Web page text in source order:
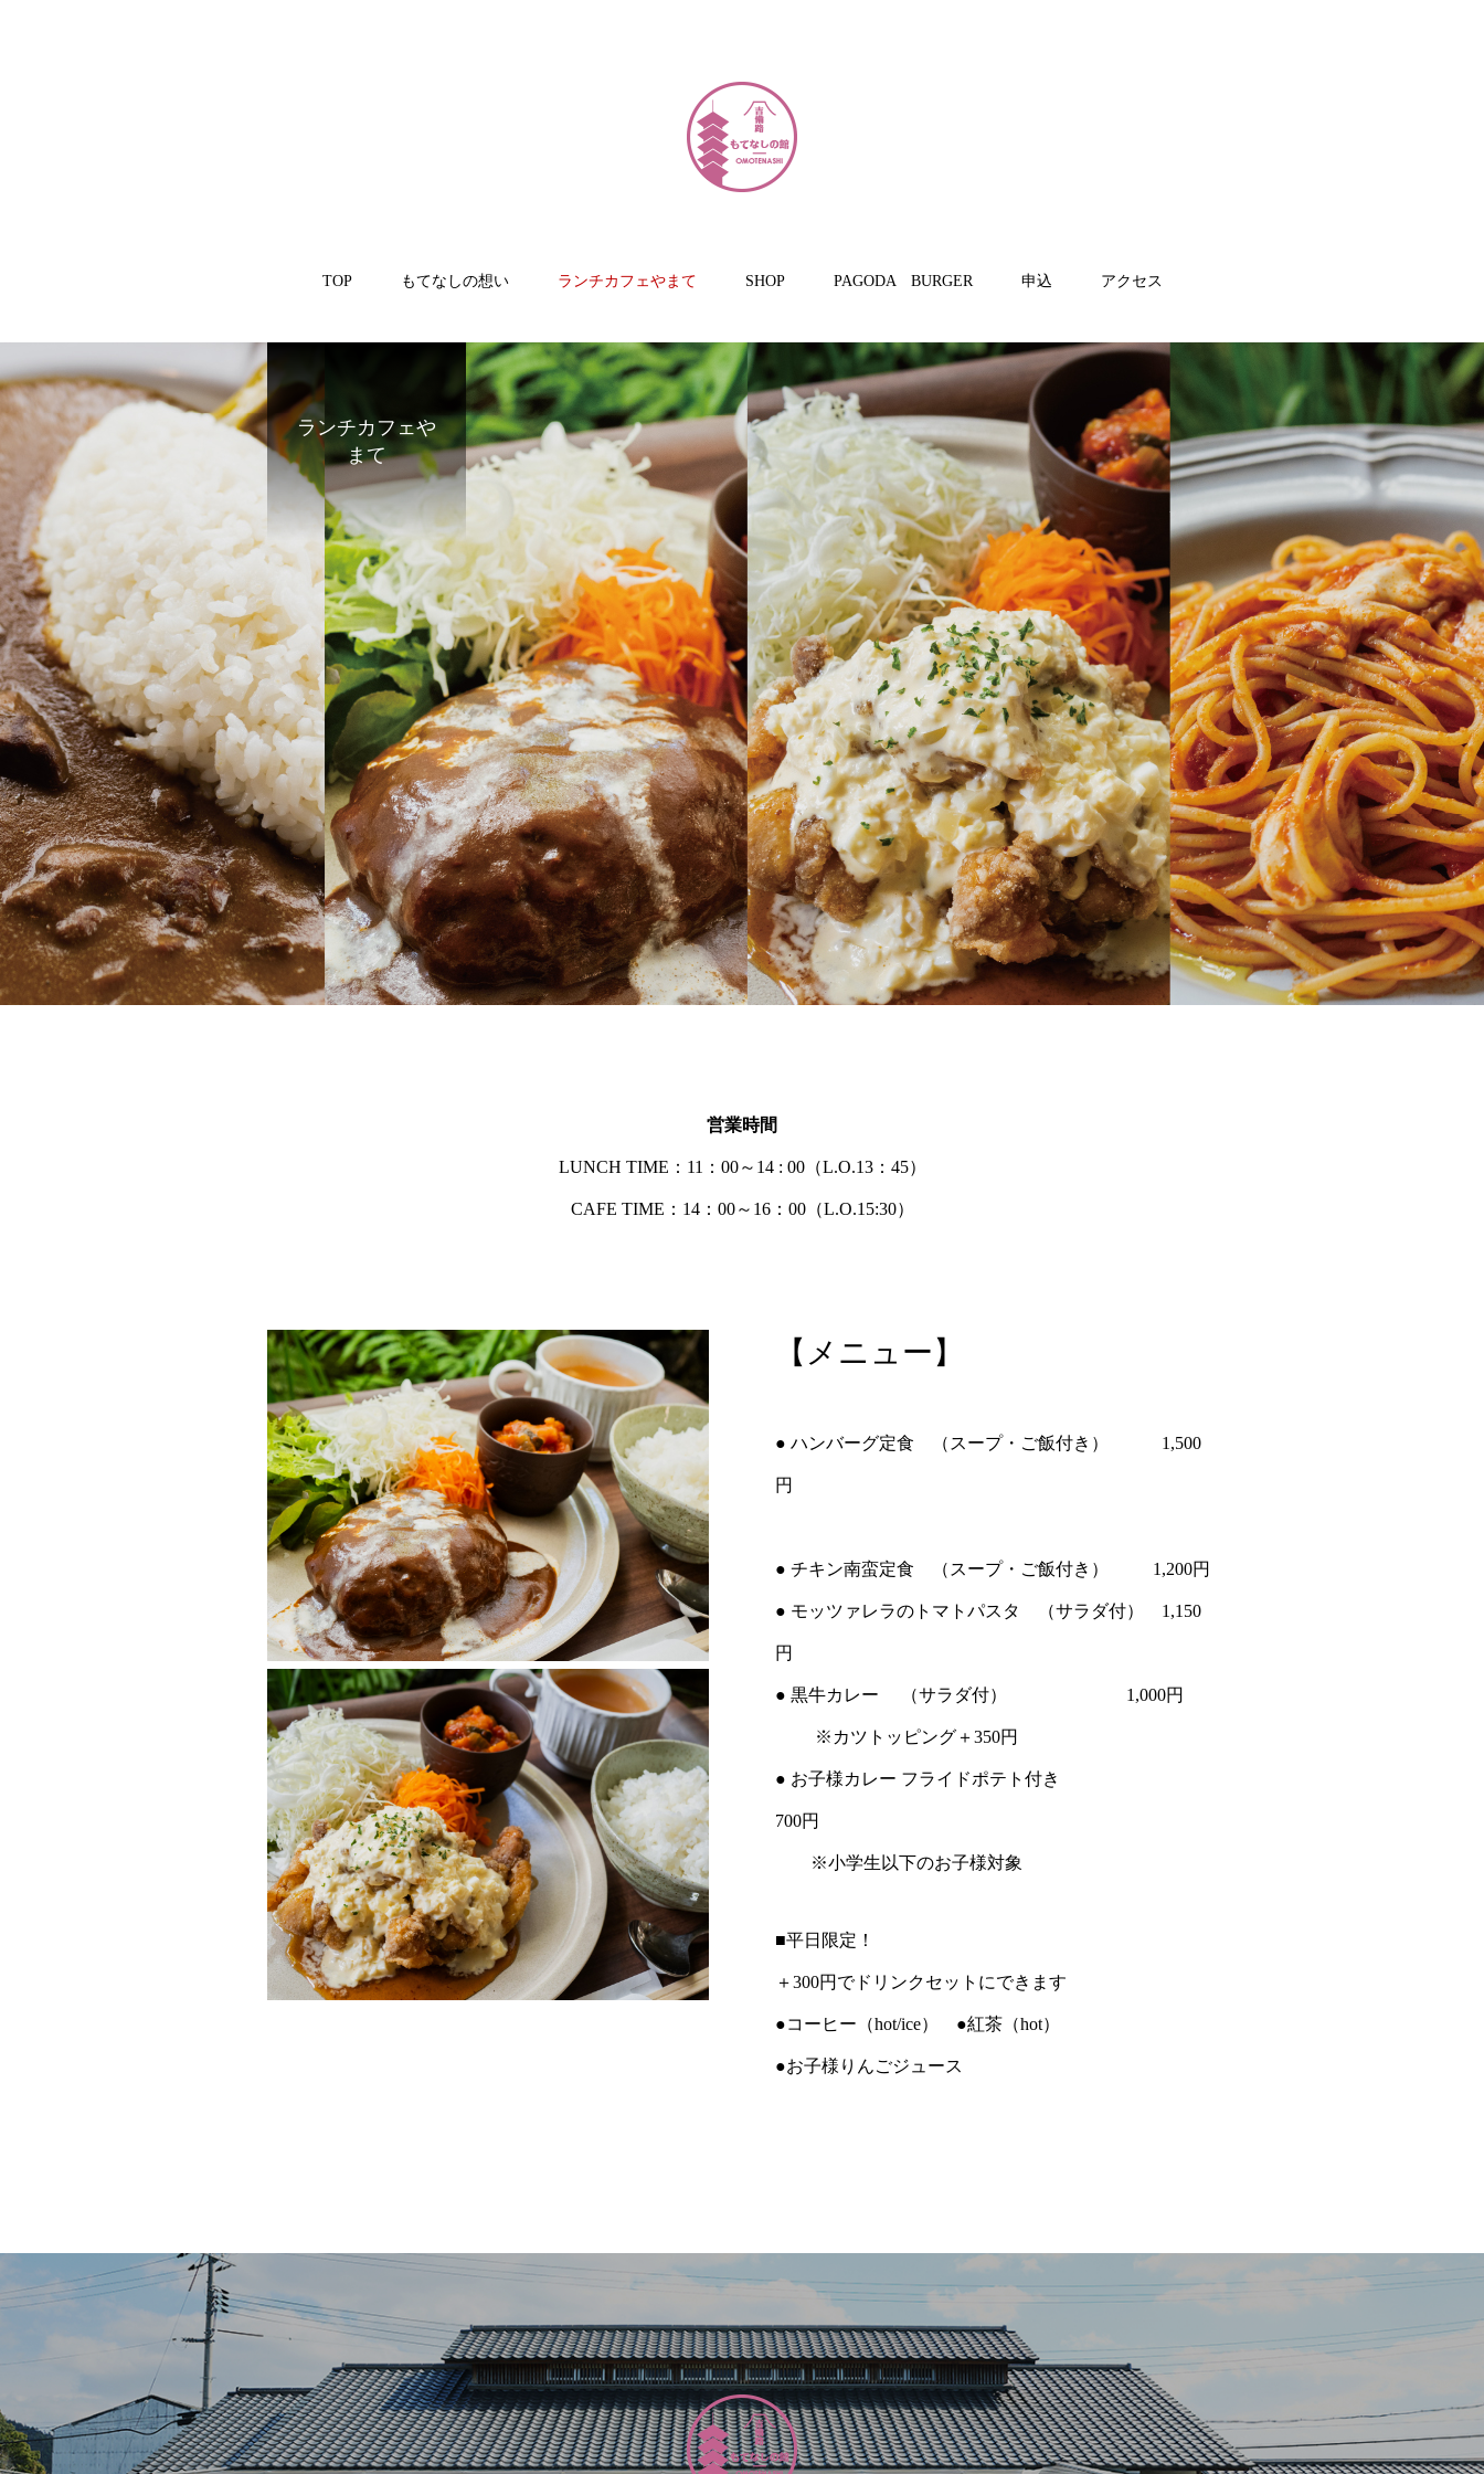
TOP もてなしの想い ランチカフェやまて SHOP PAGODA BURGER 申込 アクセス
ランチカフェや
まて
営業時間
LUNCH TIME：11：00～14 : 00（L.O.13：45）
CAFE TIME：14：00～16：00（L.O.15:30）
【メニュー】
● ハンバーグ定食 （スープ・ご飯付き） 1,500
円
● チキン南蛮定食 （スープ・ご飯付き） 1,200円
● モッツァレラのトマトパスタ （サラダ付） 1,150
円
● 黒牛カレー （サラダ付） 1,000円
※カツトッピング＋350円
● お子様カレー フライドポテト付き
700円
※小学生以下のお子様対象
■平日限定！
＋300円でドリンクセットにできます
●コーヒー（hot/ice） ●紅茶（hot）
●お子様りんごジュース